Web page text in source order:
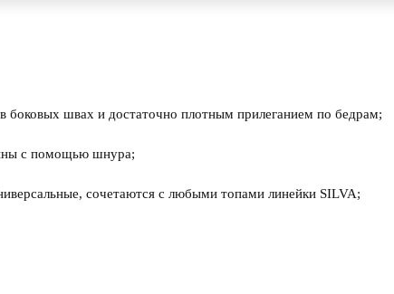
боковых швах и достаточно плотным прилеганием по бедрам;
с помощью шнура;
сочетаются с любыми топами линейки SILVA;